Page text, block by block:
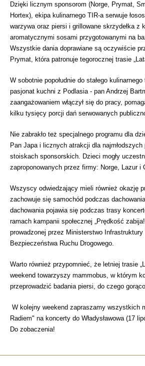
Dzięki licznym sponsorom (Norge, Prymat,
Hortex), ekipa kulinarnego TIR-a serwuje
warzywa oraz piersi i grillowane skrzydełka z
aromatycznymi sosami przygotowanymi na
Wszystkie dania doprawiane są oczywiście
Prymat, która patronuje tegorocznej trasie
W sobotnie popołudnie do stałego kulinarnego
pasjonat kuchni z Podlasia - pan Andrzej
zaangażowaniem włączył się do pracy,
kilku tysięcy porcji dań serwowanych
Nie zabrakło też specjalnego programu dla
Pan Japa i licznych atrakcji dla
stoiskach sponsorskich. Dzieci mogły
zaproponowanych przez firmy: Norge, Lazur i
Wszyscy odwiedzający mieli również okazję
zachowuje się samochód podczas
dachowania pojawia się podczas trasy
ramach kampanii społecznej „Prędkość
prowadzonej przez Ministerstwo Infrastruktury
Bezpieczeństwa Ruchu Drogowego.
Warto również przypomnieć, że letniej trasie
weekend towarzyszy mammobus, w którym
przeprowadzić badania piersi, do czego
W kolejny weekend zapraszamy wszystkich
Radiem" na koncerty do Władysławowa (17
Do zobaczenia!